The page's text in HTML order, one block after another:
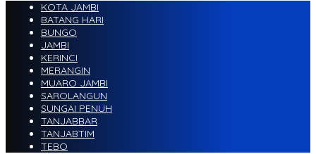
KOTA JAMBI
BATANG HARI
BUNGO
JAMBI
KERINCI
MERANGIN
MUARO JAMBI
SAROLANGUN
SUNGAI PENUH
TANJABBAR
TANJABTIM
TEBO